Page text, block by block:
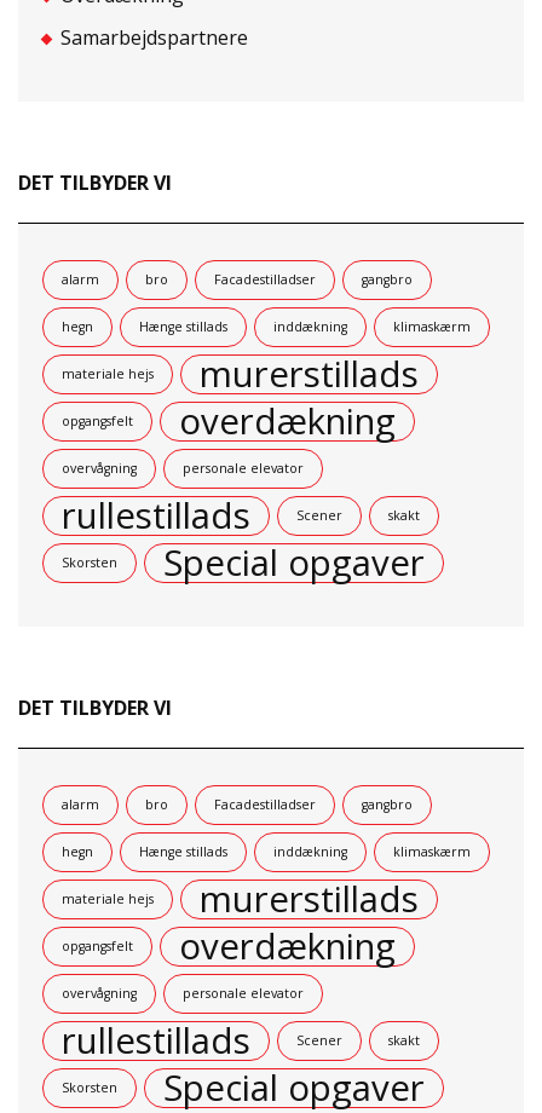
Samarbejdspartnere
DET TILBYDER VI
alarm bro Facadestilladser gangbro
hegn Hænge stillads inddækning klimaskærm
materiale hejs murerstillads
opgangsfelt overdækning
overvågning personale elevator
rullestillads Scener skakt
Skorsten Special opgaver
DET TILBYDER VI
alarm bro Facadestilladser gangbro
hegn Hænge stillads inddækning klimaskærm
materiale hejs murerstillads
opgangsfelt overdækning
overvågning personale elevator
rullestillads Scener skakt
Skorsten Special opgaver